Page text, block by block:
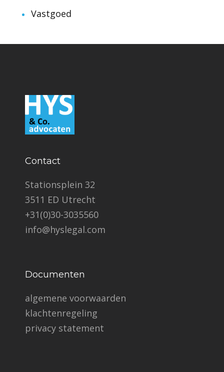
Vastgoed
Contact
Stationsplein 32
3511 ED Utrecht
+31(0)30-3035560
info@hyslegal.com
Documenten
algemene voorwaarden
klachtenregeling
privacy statement